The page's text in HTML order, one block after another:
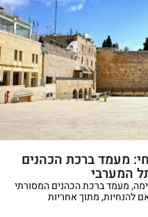
מעמד ברכת הכהנים
המערבי
מעמד ברכת הכהנים המסורתי
להנחיות, מתוך אחריות